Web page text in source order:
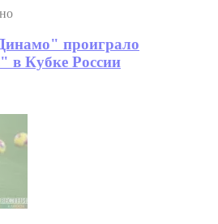
проиграло
в Кубке России